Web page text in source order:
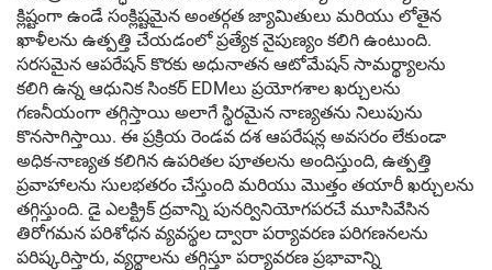
క్లిష్టంగా ఉండే సంక్లిష్టమైన అంతర్గత జ్యామితులు మరియు లోతైన
ఖాళీలను ఉత్పత్తి చేయడంలో ప్రత్యేక నైపుణ్యం కలిగి ఉంటుంది.
సరసమైన ఆపరేషన్ కొరకు అధునాతన ఆటోమేషన్ సామర్థ్యాలను
కలిగి ఉన్న ఆధునిక సింకర్ EDMలు ప్రయోగశాల ఖర్చులను
గణనీయంగా తగ్గిస్తాయి అలాగే స్థిరమైన నాణ్యతను నిలుపును
కొనసాగిస్తాయి. ఈ ప్రక్రియ రెండవ దశ ఆపరేషన్ల అవసరం లేకుండా
అధిక-నాణ్యత కలిగిన ఉపరితల పూతలను అందిస్తుంది, ఉత్పత్తి
ప్రవాహాలను సులభతరం చేస్తుంది మరియు మొత్తం తయారీ ఖర్చులను
తగ్గిస్తుంది. డై ఎలక్ట్రిక్ ద్రవాన్ని పునర్వినియోగపరచే మూసివేసిన
తిరోగమన పరిశోధన వ్యవస్థల ద్వారా పర్యావరణ పరిగణనలను
పరిష్కరిస్తారు, వ్యర్థాలను తగ్గిస్తూ పర్యావరణ ప్రభావాన్ని